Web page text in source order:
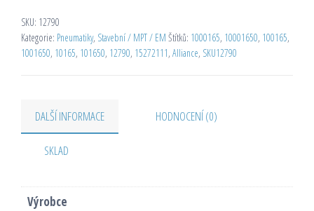
SKU: 12790
Kategorie: Pneumatiky, Stavební / MPT / EM Štítků: 1000165, 10001650, 100165,
1001650, 10165, 101650, 12790, 15272111, Alliance, SKU12790
DALŠÍ INFORMACE HODNOCENÍ (0)
SKLAD
Výrobce